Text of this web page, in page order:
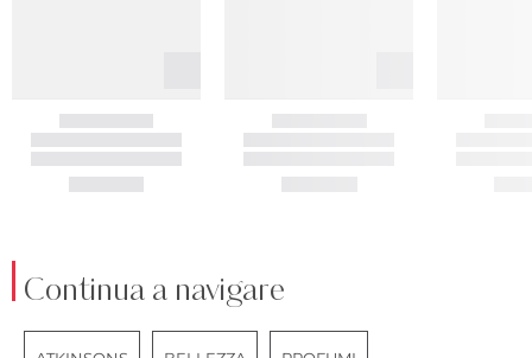
Continua a navigare